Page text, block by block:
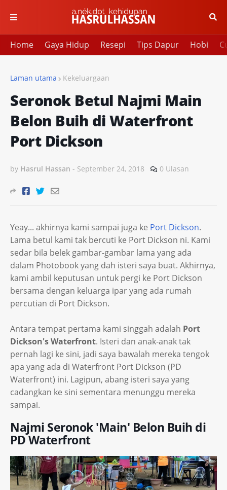
Home Gaya Hidup Resepi Tips Dapur Hobi
Laman utama Kekeluargaan
Seronok Betul Najmi Main
Belon Buih di Waterfront
Port Dickson
by Hasrul Hassan - September 24, 2018 0 Ulasan
Yeay... akhirnya kami sampai juga ke Port Dickson.
Lama betul kami tak bercuti ke Port Dickson ni. Kami
sedar bila belek gambar-gambar lama yang ada
dalam Photobook yang dah isteri saya buat. Akhirnya,
kami ambil keputusan untuk pergi ke Port Dickson
bersama dengan keluarga ipar yang ada rumah
percutian di Port Dickson.
Antara tempat pertama kami singgah adalah Port
Dickson's Waterfront. Isteri dan anak-anak tak
pernah lagi ke sini, jadi saya bawalah mereka tengok
apa yang ada di Waterfront Port Dickson (PD
Waterfront) ini. Lagipun, abang isteri saya yang
cadangkan ke sini sementara menunggu mereka
sampai.
Najmi Seronok 'Main' Belon Buih di
PD Waterfront